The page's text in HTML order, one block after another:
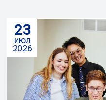
23
июл
2026